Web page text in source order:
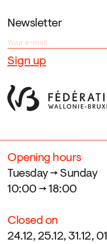
Newsletter
Opening hours
Tuesday → Sunday
10:00 → 18:00
Closed on
24.12, 25.12, 31.12,